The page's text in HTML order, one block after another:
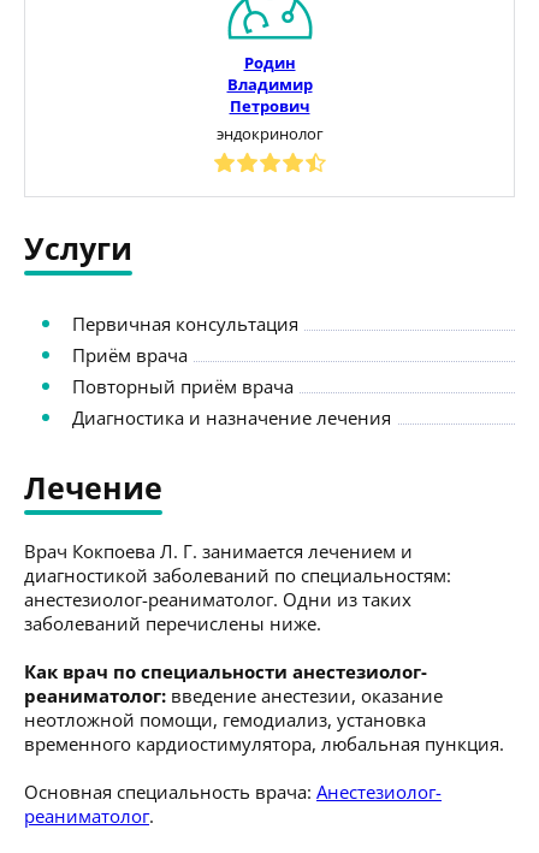
Родин
Владимир
Петрович
эндокринолог
Услуги
Первичная консультация
Приём врача
Повторный приём врача
Диагностика и назначение лечения
Лечение
Врач Кокпоева Л. Г. занимается лечением и
диагностикой заболеваний по специальностям:
анестезиолог-реаниматолог. Одни из таких
заболеваний перечислены ниже.
Как врач по специальности анестезиолог-
реаниматолог: введение анестезии, оказание
неотложной помощи, гемодиализ, установка
временного кардиостимулятора, любальная пункция.
Основная специальность врача: Анестезиолог-
реаниматолог.